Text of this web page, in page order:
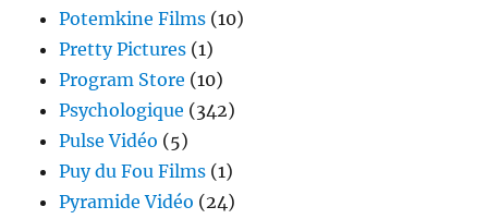
Potemkine Films (10)
Pretty Pictures (1)
Program Store (10)
Psychologique (342)
Pulse Vidéo (5)
Puy du Fou Films (1)
Pyramide Vidéo (24)